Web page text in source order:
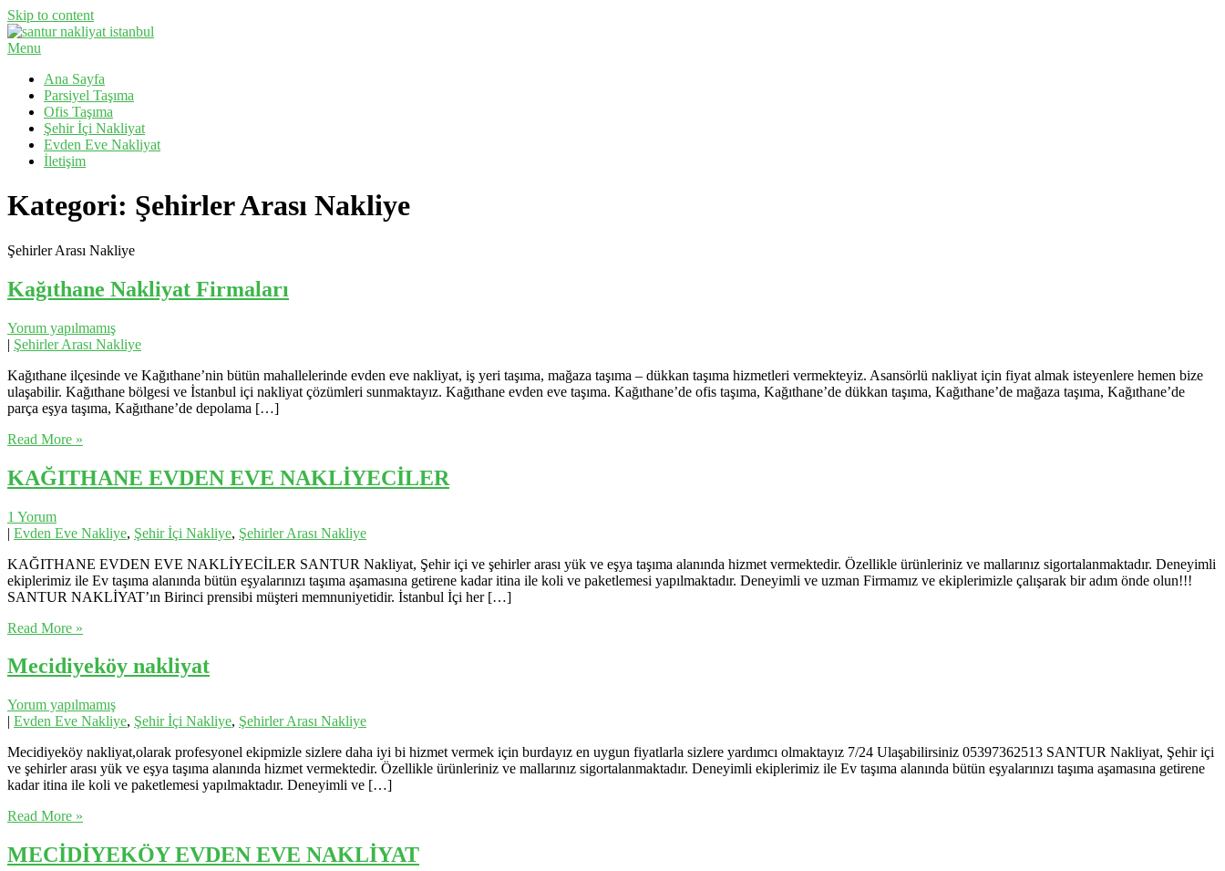
Skip to content
Santur Nakliyat
Menu
Ana Sayfa
Parsiyel Taşıma
Ofis Taşıma
Şehir İçi Nakliyat
Evden Eve Nakliyat
İletişim
Kategori: Şehirler Arası Nakliye
Şehirler Arası Nakliye
Kağıthane Nakliyat Firmaları
Yorum yapılmamış
| Şehirler Arası Nakliye
Kağıthane ilçesinde ve Kağıthane’nin bütün mahallelerinde evden eve nakliyat, iş yeri taşıma, mağaza taşıma – dükkan taşıma hizmetleri vermekteyiz. Asansörlü nakliyat için fiyat almak isteyenlere hemen bize
ulaşabilir. Kağıthane bölgesi ve İstanbul içi nakliyat çözümleri sunmaktayız. Kağıthane evden eve taşıma. Kağıthane’de ofis taşıma, Kağıthane’de dükkan taşıma, Kağıthane’de mağaza taşıma, Kağıthane’de
parça eşya taşıma, Kağıthane’de depolama […]
Read More »
KAĞITHANE EVDEN EVE NAKLİYECİLER
1 Yorum
| Evden Eve Nakliye, Şehir İçi Nakliye, Şehirler Arası Nakliye
KAĞITHANE EVDEN EVE NAKLİYECİLER SANTUR Nakliyat, Şehir içi ve şehirler arası yük ve eşya taşıma alanında hizmet vermektedir. Özellikle ürünleriniz ve mallarınız sigortalanmaktadır. Deneyimli
ekiplerimiz ile Ev taşıma alanında bütün eşyalarınızı taşıma aşamasına getirene kadar itina ile koli ve paketlemesi yapılmaktadır. Deneyimli ve uzman Firmamız ve ekiplerimizle çalışarak bir adım önde olun!!!
SANTUR NAKLİYAT’ın Birinci prensibi müşteri memnuniyetidir. İstanbul İçi her […]
Read More »
Mecidiyeköy nakliyat
Yorum yapılmamış
| Evden Eve Nakliye, Şehir İçi Nakliye, Şehirler Arası Nakliye
Mecidiyeköy nakliyat,olarak profesyonel ekipmizle sizlere daha iyi bi hizmet vermek için burdayız en uygun fiyatlarla sizlere yardımcı olmaktayız 7/24 Ulaşabilirsiniz 05397362513 SANTUR Nakliyat, Şehir içi
ve şehirler arası yük ve eşya taşıma alanında hizmet vermektedir. Özellikle ürünleriniz ve mallarınız sigortalanmaktadır. Deneyimli ekiplerimiz ile Ev taşıma alanında bütün eşyalarınızı taşıma aşamasına getirene
kadar itina ile koli ve paketlemesi yapılmaktadır. Deneyimli ve […]
Read More »
MECİDİYEKÖY EVDEN EVE NAKLİYAT